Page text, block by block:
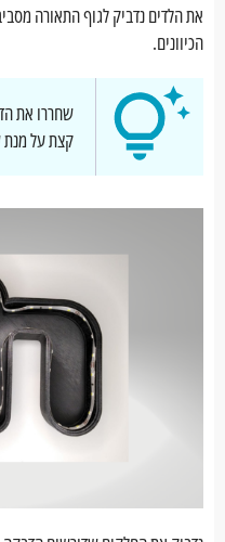
את הלדים נדביק לגוף התאורה
הכיוונים.
שחררו את
קצת על